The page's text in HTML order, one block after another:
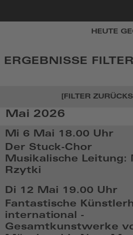
HEUTE
KALENDER
Mai 2026
Mi 6 Mai
18.00 Uhr
Der Stuck-Chor
Musikalische Leitung:
Rzytki
Mai
6
2026,
18:05
Di 12 Mai
19.00 Uhr
Fantastische
international -
Gesamtkunstwerke
ERGEBNISSE
[FILTER